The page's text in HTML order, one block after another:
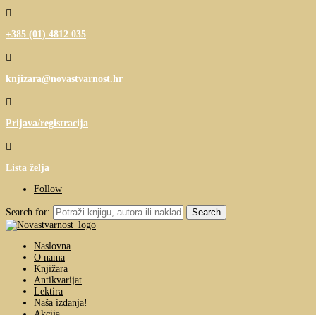

+385 (01) 4812 035

knjizara@novastvarnost.hr

Prijava/registracija

Lista želja
Follow
Search for:
Naslovna
O nama
Knjižara
Antikvarijat
Lektira
Naša izdanja!